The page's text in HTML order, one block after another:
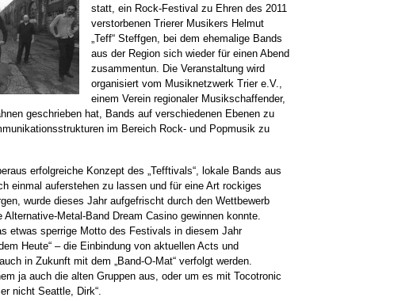
statt, ein Rock-Festival zu Ehren des 2011
verstorbenen Trierer Musikers Helmut
„Teff“ Steffgen, bei dem ehemalige Bands
aus der Region sich wieder für einen Abend
zusammentun. Die Veranstaltung wird
organisiert vom Musiknetzwerk Trier e.V.,
einem Verein regionaler Musikschaffender,
geschrieben hat, Bands auf verschiedenen Ebenen zu
im Bereich Rock- und Popmusik zu
erfolgreiche Konzept des „Tefftivals“, lokale Bands aus
einmal auferstehen zu lassen und für eine Art rockiges
wurde dieses Jahr aufgefrischt durch den Wettbewerb
Alternative-Metal-Band Dream Casino gewinnen konnte.
etwas sperrige Motto des Festivals in diesem Jahr
Heute“ – die Einbindung von aktuellen Acts und
in Zukunft mit dem „Band-O-Mat“ verfolgt werden.
ja auch die alten Gruppen aus, oder um es mit Tocotronic
nicht Seattle, Dirk“.